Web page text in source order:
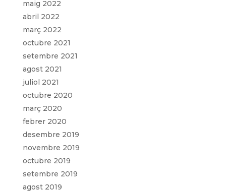
maig 2022
abril 2022
març 2022
octubre 2021
setembre 2021
agost 2021
juliol 2021
octubre 2020
març 2020
febrer 2020
desembre 2019
novembre 2019
octubre 2019
setembre 2019
agost 2019